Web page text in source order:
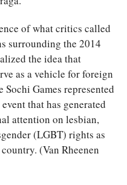
of what critics called
surrounding the 2014
the idea that
as a vehicle for foreign
Games represented
that has generated
attention on lesbian,
(LGBT) rights as
(Van Rheenen